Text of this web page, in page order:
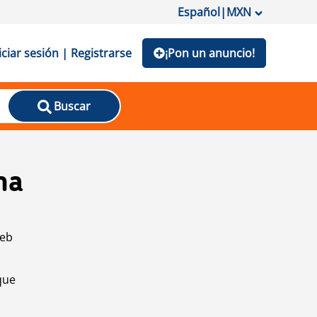
Español|MXN
sesión | Registrarse ¡Pon un anuncio!
Buscar